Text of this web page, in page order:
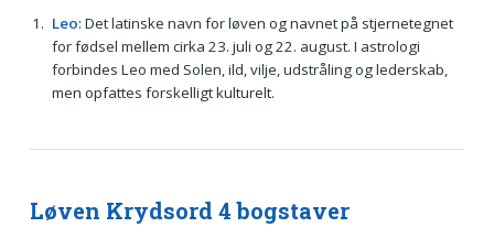
Leo: Det latinske navn for løven og navnet på stjernetegnet
for fødsel mellem cirka 23. juli og 22. august. I astrologi
forbindes Leo med Solen, ild, vilje, udstråling og lederskab,
men opfattes forskelligt kulturelt.
Løven Krydsord 4 bogstaver